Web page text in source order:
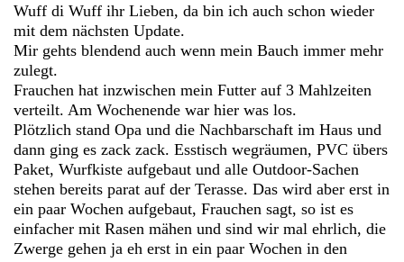
Wuff di Wuff ihr Lieben, da bin ich auch schon wieder
mit dem nächsten Update.
Mir gehts blendend auch wenn mein Bauch immer mehr
zulegt.
Frauchen hat inzwischen mein Futter auf 3 Mahlzeiten
verteilt. Am Wochenende war hier was los.
Plötzlich stand Opa und die Nachbarschaft im Haus und
dann ging es zack zack. Esstisch wegräumen, PVC übers
Paket, Wurfkiste aufgebaut und alle Outdoor-Sachen
stehen bereits parat auf der Terasse. Das wird aber erst in
ein paar Wochen aufgebaut, Frauchen sagt, so ist es
einfacher mit Rasen mähen und sind wir mal ehrlich, die
Zwerge gehen ja eh erst in ein paar Wochen in den